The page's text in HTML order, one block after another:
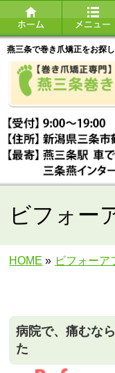
燕三条で巻き爪矯正をお探
ビフォー
HOME » ビフォーア
病院で、痛むな
た